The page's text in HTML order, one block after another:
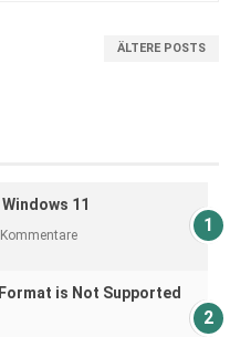
ÄLTERE POSTS
11
is Not Supported